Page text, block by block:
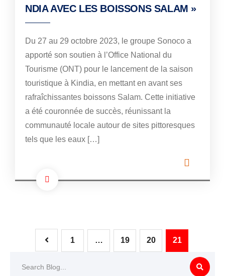
NDIA AVEC LES BOISSONS SALAM »
Du 27 au 29 octobre 2023, le groupe Sonoco a
apporté son soutien à l’Office National du
Tourisme (ONT) pour le lancement de la saison
touristique à Kindia, en mettant en avant ses
rafraîchissantes boissons Salam. Cette initiative
a été couronnée de succès, réunissant la
communauté locale autour de sites pittoresques
tels que les eaux […]
1 … 19 20 21